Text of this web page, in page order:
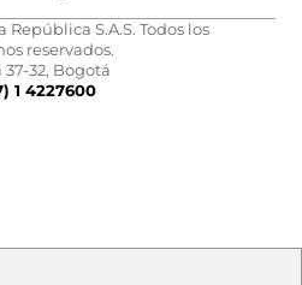
S.A.S. Todos los
reservados.
37-32, Bogotá
1 4227600